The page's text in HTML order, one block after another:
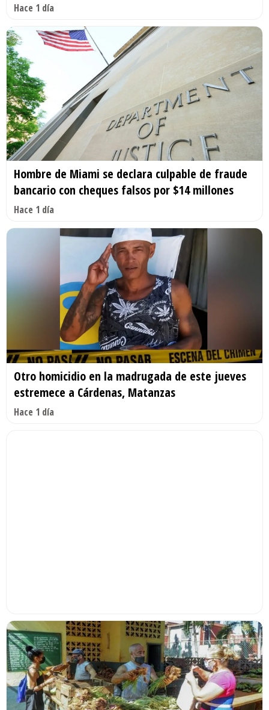
Hace 1 día
Hombre de Miami se declara culpable de fraude
bancario con cheques falsos por $14 millones
Hace 1 día
Otro homicidio en la madrugada de este jueves
estremece a Cárdenas, Matanzas
Hace 1 día